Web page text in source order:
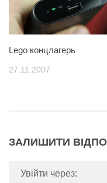
Lego концлагерь
27.11.2007
ЗАЛИШИТИ
Увійти через: